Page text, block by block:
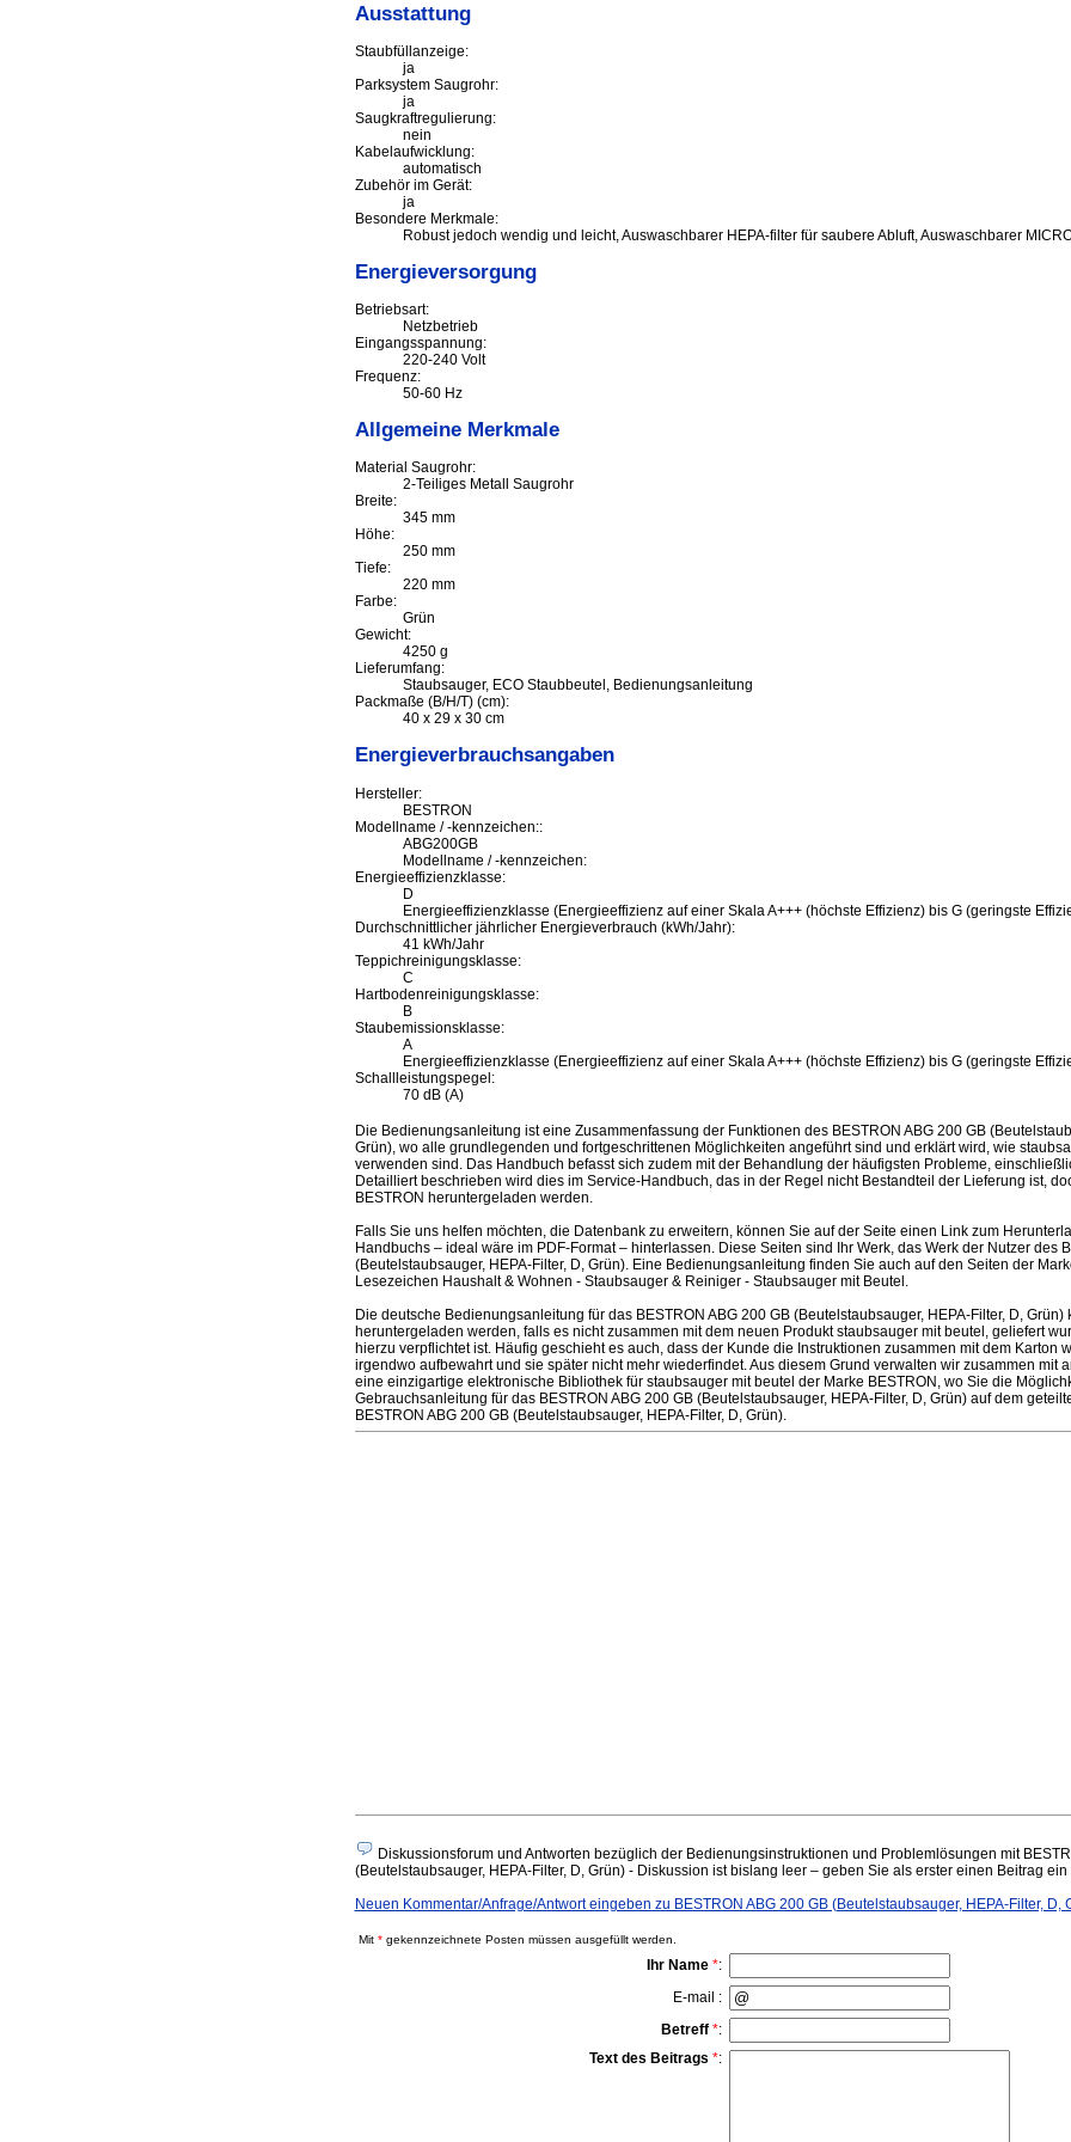
Ausstattung
Staubfüllanzeige:
ja
Parksystem Saugrohr:
ja
Saugkraftregulierung:
nein
Kabelaufwicklung:
automatisch
Zubehör im Gerät:
ja
Besondere Merkmale:
Robust jedoch wendig und leicht, Auswaschbarer HEPA-filter für saubere Abluft, Auswaschbarer
Energieversorgung
Betriebsart:
Netzbetrieb
Eingangsspannung:
220-240 Volt
Frequenz:
50-60 Hz
Allgemeine Merkmale
Material Saugrohr:
2-Teiliges Metall Saugrohr
Breite:
345 mm
Höhe:
250 mm
Tiefe:
220 mm
Farbe:
Grün
Gewicht:
4250 g
Lieferumfang:
Staubsauger, ECO Staubbeutel, Bedienungsanleitung
Packmaße (B/H/T) (cm):
40 x 29 x 30 cm
Energieverbrauchsangaben
Hersteller:
BESTRON
Modellname / -kennzeichen::
ABG200GB
Modellname / -kennzeichen:
Energieeffizienzklasse:
D
Energieeffizienzklasse (Energieeffizienz auf einer Skala A+++ (höchste Effizienz) bis G (geringste
Durchschnittlicher jährlicher Energieverbrauch (kWh/Jahr):
41 kWh/Jahr
Teppichreinigungsklasse:
C
Hartbodenreinigungsklasse:
B
Staubemissionsklasse:
A
Energieeffizienzklasse (Energieeffizienz auf einer Skala A+++ (höchste Effizienz) bis G (geringste
Schallleistungspegel:
70 dB (A)
Die Bedienungsanleitung ist eine Zusammenfassung der Funktionen des BESTRON ABG 200 GB
Grün), wo alle grundlegenden und fortgeschrittenen Möglichkeiten angeführt sind und erklärt wird, wie
verwenden sind. Das Handbuch befasst sich zudem mit der Behandlung der häufigsten Probleme,
Detailliert beschrieben wird dies im Service-Handbuch, das in der Regel nicht Bestandteil der Lieferung ist,
BESTRON heruntergeladen werden.
Falls Sie uns helfen möchten, die Datenbank zu erweitern, können Sie auf der Seite einen Link zum
Handbuchs – ideal wäre im PDF-Format – hinterlassen. Diese Seiten sind Ihr Werk, das Werk der Nutzer des
(Beutelstaubsauger, HEPA-Filter, D, Grün). Eine Bedienungsanleitung finden Sie auch auf den Seiten der
Lesezeichen Haushalt & Wohnen - Staubsauger & Reiniger - Staubsauger mit Beutel.
Die deutsche Bedienungsanleitung für das BESTRON ABG 200 GB (Beutelstaubsauger, HEPA-Filter, D, Grün)
heruntergeladen werden, falls es nicht zusammen mit dem neuen Produkt staubsauger mit beutel, geliefert
hierzu verpflichtet ist. Häufig geschieht es auch, dass der Kunde die Instruktionen zusammen mit dem Karton
irgendwo aufbewahrt und sie später nicht mehr wiederfindet. Aus diesem Grund verwalten wir zusammen mit
eine einzigartige elektronische Bibliothek für staubsauger mit beutel der Marke BESTRON, wo Sie die
Gebrauchsanleitung für das BESTRON ABG 200 GB (Beutelstaubsauger, HEPA-Filter, D, Grün) auf dem
BESTRON ABG 200 GB (Beutelstaubsauger, HEPA-Filter, D, Grün).
Diskussionsforum und Antworten bezüglich der Bedienungsinstruktionen und Problemlösungen mit
(Beutelstaubsauger, HEPA-Filter, D, Grün) - Diskussion ist bislang leer – geben Sie als erster einen Beitrag ein
Neuen Kommentar/Anfrage/Antwort eingeben zu BESTRON ABG 200 GB (Beutelstaubsauger, HEPA-Filter, D,
Mit *gekennzeichnete Posten müssen ausgefüllt werden.
Ihr Name *:
E-mail :
Betreff *:
Text des Beitrags *: